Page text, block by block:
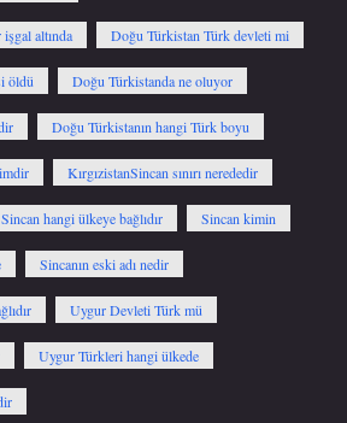
altında Doğu Türkistan Türk devleti mi
öldü Doğu Türkistanda ne oluyor
Doğu Türkistanın hangi Türk boyu
KırgızistanSincan sınırı nerededir
Sincan hangi ülkeye bağlıdır Sincan kimin
Sincanın eski adı nedir
Uygur Devleti Türk mü
Uygur Türkleri hangi ülkede